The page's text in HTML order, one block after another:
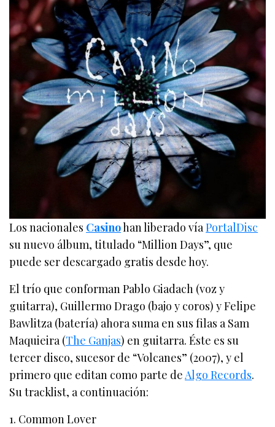
Los nacionales Casinohan liberado víaPortalDisc
su nuevo álbum, titulado “Million Days”, que
puede ser descargado gratis desde hoy.
El trío que conforman Pablo Giadach (voz y
guitarra), Guillermo Drago (bajo y coros) y Felipe
Bawlitza (batería) ahora suma en sus filas a Sam
Maquieira (The Ganjas) en guitarra. Éste es su
tercer disco, sucesor de “Volcanes” (2007), y el
primero que editan como parte deAlgo Records.
Su tracklist, a continuación:
1. Common Lover